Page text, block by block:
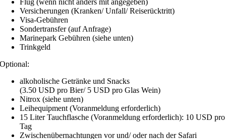
Versicherungen (Kranken/ Unfall/ Reiserücktritt)
Visa-Gebühren
Sondertransfer (auf Anfrage)
Marinepark Gebühren (siehe unten)
Trinkgeld
Optional:
alkoholische Getränke und Snacks
(3.50 USD pro Bier/ 5 USD pro Glas Wein)
Nitrox (siehe unten)
Leihequipment (Voranmeldung erforderlich)
15 Liter Tauchflasche (Voranmeldung erforderlich): 10 USD pro
Tag
Zwischenübernachtungen vor und/ oder nach der Safari